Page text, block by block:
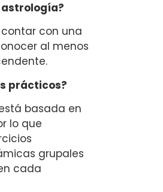
astrología?
contar con una
al menos
prácticos?
basada en
lo que
grupales
cada